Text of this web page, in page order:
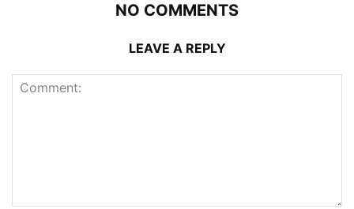
NO COMMENTS
LEAVE A REPLY